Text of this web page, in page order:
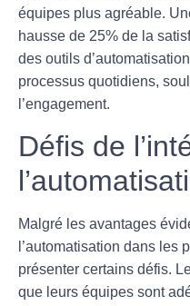
équipes plus agréable.
hausse de 25% de la
des outils
processus quotidiens,
l’engagement.
Défis de
Malgré les avantages
l’automatisation dans les
présenter certains défis.
que leurs équipes sont